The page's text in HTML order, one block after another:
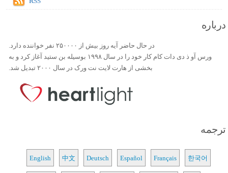
درباره
در حال حاضر آیه روز بیش از ۲۵۰۰۰۰ نفر خواننده دارد.
ورس آو ذ دی دات کام کار خود را در سال ۱۹۹۸ بوسیله بن ستید آغاز کرد و به
بخشی از هارت لایت نت ورک در سال ۲۰۰۰ تبدیل شد.
ترجمه
English 中文 Deutsch Español Français 한국어